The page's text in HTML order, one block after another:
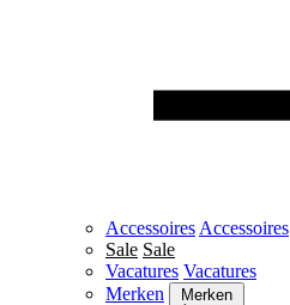
Accessoires Accessoires
Sale Sale
Vacatures Vacatures
Merken
Merken